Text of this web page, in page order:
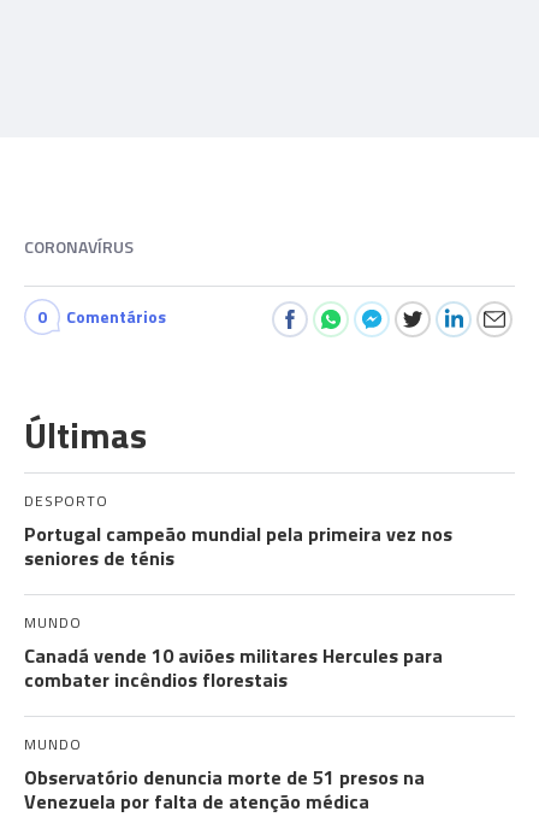
CORONAVÍRUS
0 Comentários
Últimas
DESPORTO
Portugal campeão mundial pela primeira vez nos
seniores de ténis
MUNDO
Canadá vende 10 aviões militares Hercules para
combater incêndios florestais
MUNDO
Observatório denuncia morte de 51 presos na
Venezuela por falta de atenção médica